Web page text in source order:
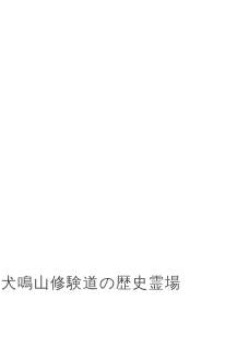
犬鳴山修験道の歴史霊場